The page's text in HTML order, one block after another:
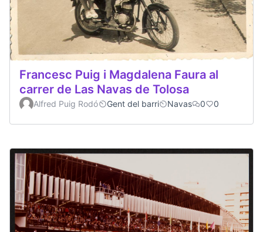
Francesc Puig i Magdalena Faura al
carrer de Las Navas de Tolosa
Alfred Puig Rodó Gent del barri Navas 0 0